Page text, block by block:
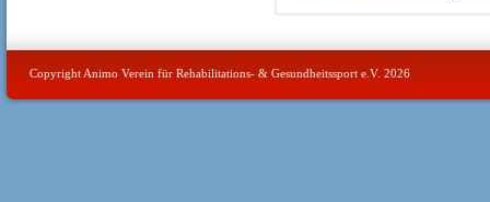
Copyright Animo Verein für Rehabilitations- & Gesundheitssport e.V. 2026